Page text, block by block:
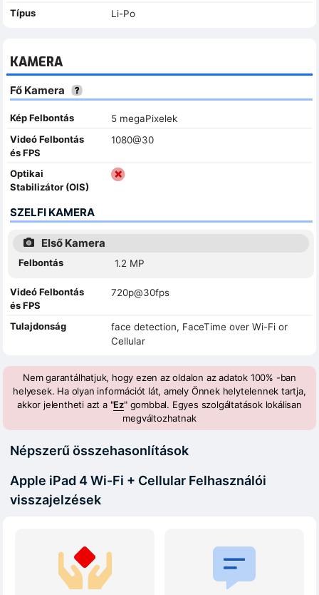
Típus
Li-Po
KAMERA
Fő Kamera
Kép Felbontás
5 megaPixelek
Videó Felbontás
és FPS
1080@30
Optikai
Stabilizátor (OIS)
SZELFI KAMERA
Első Kamera
Felbontás 1.2 MP
Videó Felbontás
és FPS
720p@30fps
Tulajdonság
face detection, FaceTime over Wi-Fi or
Cellular
Nem garantálhatjuk, hogy ezen az oldalon az adatok 100% -ban
helyesek. Ha olyan információt lát, amely Önnek helytelennek tartja,
akkor jelentheti azt a "Ez" gombbal. Egyes szolgáltatások lokálisan
megváltozhatnak
Népszerű összehasonlítások
Apple iPad 4 Wi-Fi + Cellular Felhasználói
visszajelzések